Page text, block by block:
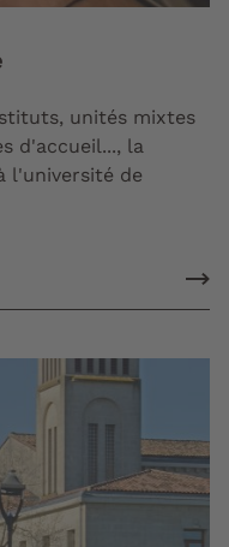
unités mixtes
d'accueil..., la
l'université de